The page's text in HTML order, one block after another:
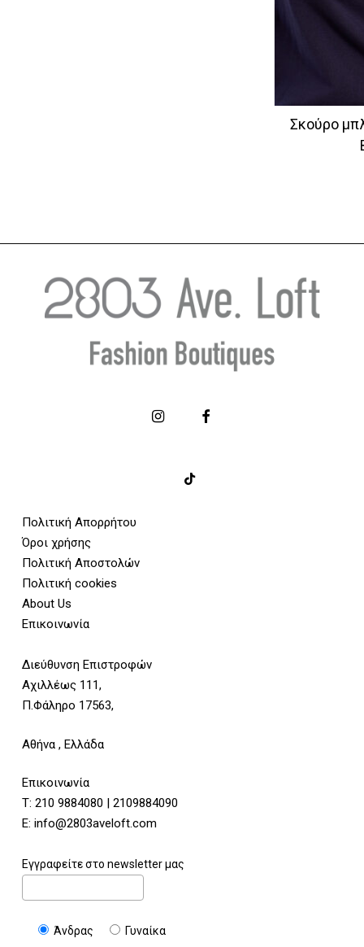
Σκούρο
Πολιτική Απορρήτου
Όροι χρήσης
Πολιτική Αποστολών
Πολιτική cookies
About Us
Επικοινωνία
Διεύθυνση Επιστροφών
Αχιλλέως 111,
Π.Φάληρο 17563,
Αθήνα , Ελλάδα
Επικοινωνία
Τ: 210 9884080 | 2109884090
E: info@2803aveloft.com
Εγγραφείτε στο newsletter μας
Άνδρας Γυναίκα